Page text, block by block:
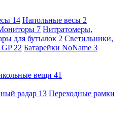
14 Напольные весы 2
7 Нитратомеры,
для бутылок 2 Светильники,
GP 22 Батарейки NoName 3
вещи 41
радар 13 Переходные рамки